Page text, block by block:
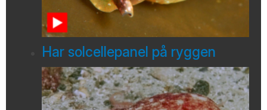
Har solcellepanel på ryggen